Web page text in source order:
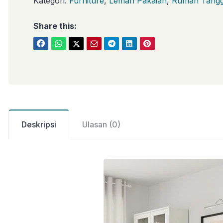
Share this:
Deskripsi Ulasan (0)